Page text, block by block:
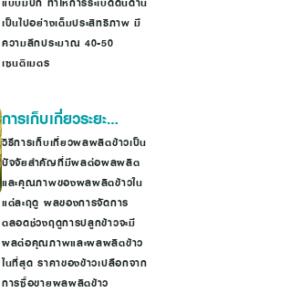
เป็นไปอย่างเต็มประสิทธิภาพ มี
ความลึกประมาณ 40-50
เซนติเมตร
การเก็บเกี่ยวระยะ
พลับพลึง
วิธีการเก็บเกี่ยวผลผลิตข้าวเป็น
ปัจจัยสำคัญที่มีผลต่อผลผลิต
และคุณภาพของผลผลิตข้าวใน
แต่ละฤดู ผลของการจัดการ
ตลอดช่วงฤดูการปลูกข้าวจะมี
ผลต่อคุณภาพและผลผลิตข้าว
ในที่สุด ราคาของข้าวเปลือกจาก
การซื้อขายผลผลิตข้าว